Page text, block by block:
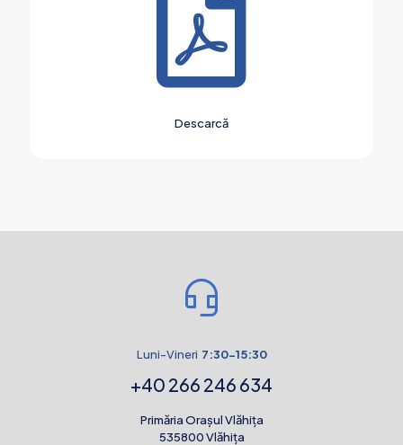
Descarcă
Luni-Vineri 7:30-15:30
+40 266 246 634
Primăria Orașul Vlăhița
535800 Vlăhița